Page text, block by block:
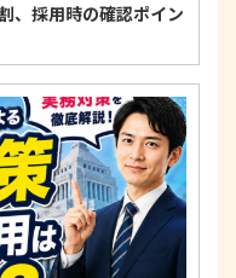
、採用時の確認ポイン